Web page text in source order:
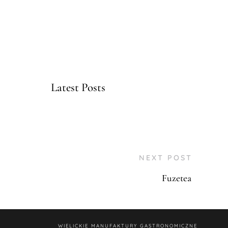
Latest Posts
NEXT POST
Fuzetea
WIELICKIE MANUFAKTURY GASTRONOMICZNE